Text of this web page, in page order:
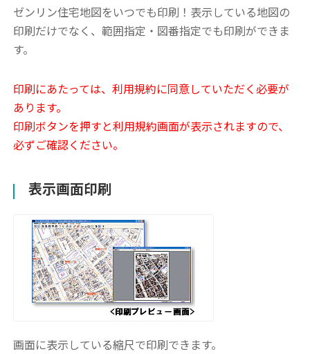
ゼンリン住宅地図をいつでも印刷！表示している地図の
印刷だけでなく、範囲指定・図番指定でも印刷ができま
す。
印刷にあたっては、利用規約に同意していただく必要が
あります。
印刷ボタンを押すと利用規約画面が表示されますので、
必ずご確認ください。
表示画面印刷
画面に表示している縮尺で印刷できます。